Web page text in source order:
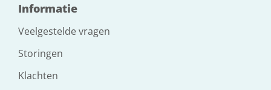
Informatie
Veelgestelde vragen
Storingen
Klachten